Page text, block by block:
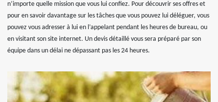
n’importe quelle mission que vous lui confiez. Pour découvrir ses offres et
pour en savoir davantage sur les tâches que vous pouvez lui déléguer, vous
pouvez vous adresser à lui en l’appelant pendant les heures de bureau, ou
en visitant son site internet. Un devis détaillé vous sera préparé par son
équipe dans un délai ne dépassant pas les 24 heures.